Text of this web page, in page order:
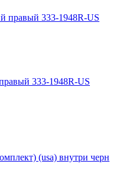
333-1948R-US